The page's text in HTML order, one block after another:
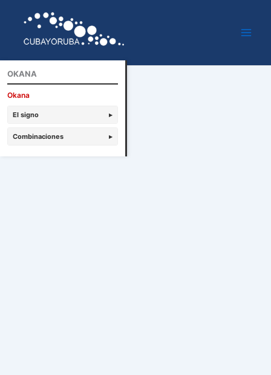
contenido
OKANA
Okana
El signo ▸
Combinaciones ▸